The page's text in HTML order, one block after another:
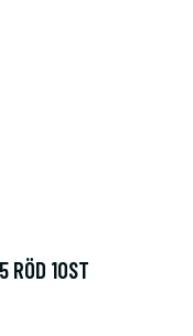
RÖD 10ST